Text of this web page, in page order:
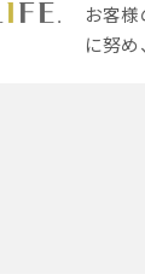
お客
に努